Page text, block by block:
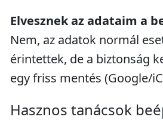
Elvesznek az adataim a
Nem, az adatok normál
érintettek, de a biztonság
egy friss mentés (Google/
Hasznos tanácsok